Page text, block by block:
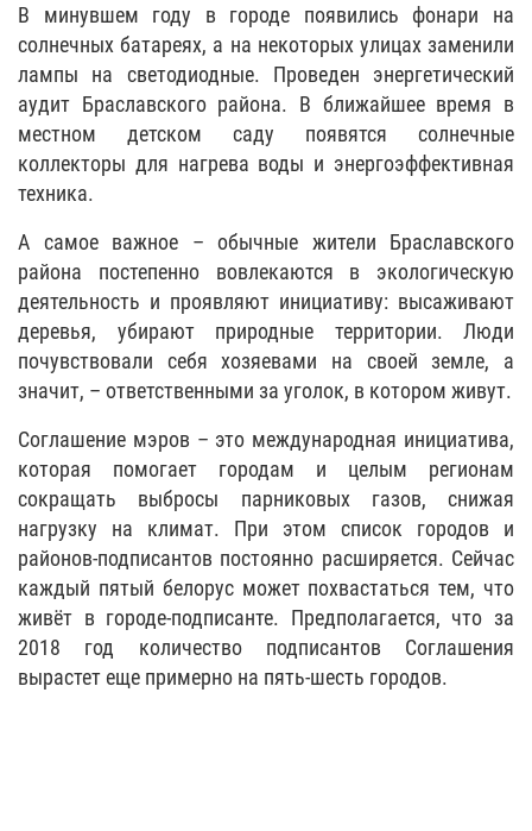
В минувшем году в городе появились фонари на
солнечных батареях, а на некоторых улицах заменили
лампы на светодиодные. Проведен энергетический
аудит Браславского района. В ближайшее время в
местном детском саду появятся солнечные
коллекторы для нагрева воды и энергоэффективная
техника.
А самое важное – обычные жители Браславского
района постепенно вовлекаются в экологическую
деятельность и проявляют инициативу: высаживают
деревья, убирают природные территории. Люди
почувствовали себя хозяевами на своей земле, а
значит, – ответственными за уголок, в котором живут.
Соглашение мэров – это международная инициатива,
которая помогает городам и целым регионам
сокращать выбросы парниковых газов, снижая
нагрузку на климат. При этом список городов и
районов-подписантов постоянно расширяется. Сейчас
каждый пятый белорус может похвастаться тем, что
живёт в городе-подписанте. Предполагается, что за
2018 год количество подписантов Соглашения
вырастет еще примерно на пять-шесть городов.